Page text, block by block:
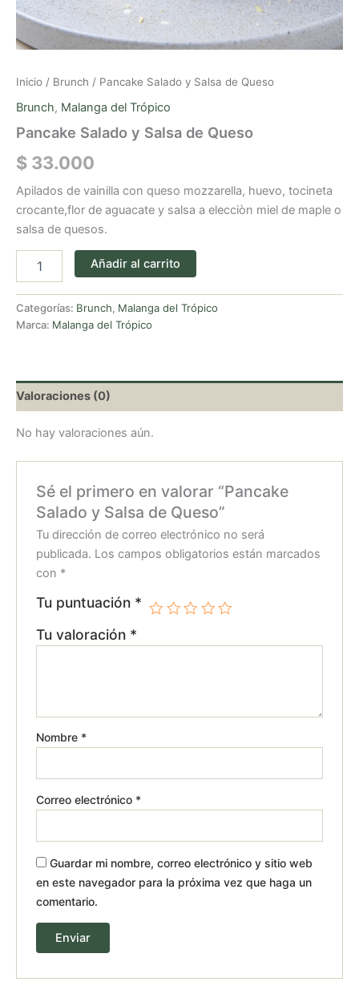
Inicio / Brunch / Pancake Salado y Salsa de Queso
Brunch, Malanga del Trópico
Pancake Salado y Salsa de Queso
$ 33.000
Apilados de vainilla con queso mozzarella, huevo, tocineta
crocante,flor de aguacate y salsa a elecciòn miel de maple o
salsa de quesos.
Añadir al carrito
Categorías: Brunch, Malanga del Trópico
Marca: Malanga del Trópico
Valoraciones (0)
No hay valoraciones aún.
Sé el primero en valorar “Pancake
Salado y Salsa de Queso”
Tu dirección de correo electrónico no será
publicada. Los campos obligatorios están marcados
con *
Tu puntuación *
Tu valoración *
Nombre *
Correo electrónico *
Guardar mi nombre, correo electrónico y sitio web
en este navegador para la próxima vez que haga un
comentario.